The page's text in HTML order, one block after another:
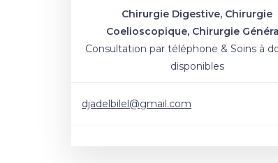
Chirurgie Digestive, Chirurgie
Coelioscopique, Chirurgie
Consultation par téléphone & Soins à
disponibles
djadelbilel@gmail.com